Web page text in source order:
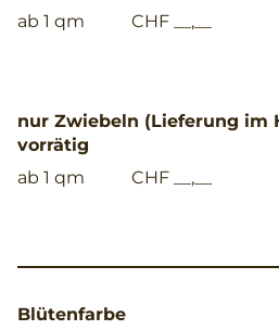
ab 1 qm
CHF __,__
nur Zwiebeln (Lieferung im
vorrätig
ab 1 qm
CHF __,__
Blütenfarbe